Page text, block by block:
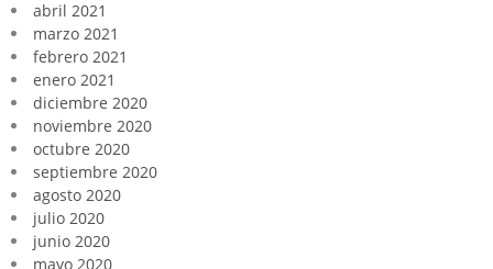
abril 2021
marzo 2021
febrero 2021
enero 2021
diciembre 2020
noviembre 2020
octubre 2020
septiembre 2020
agosto 2020
julio 2020
junio 2020
mayo 2020